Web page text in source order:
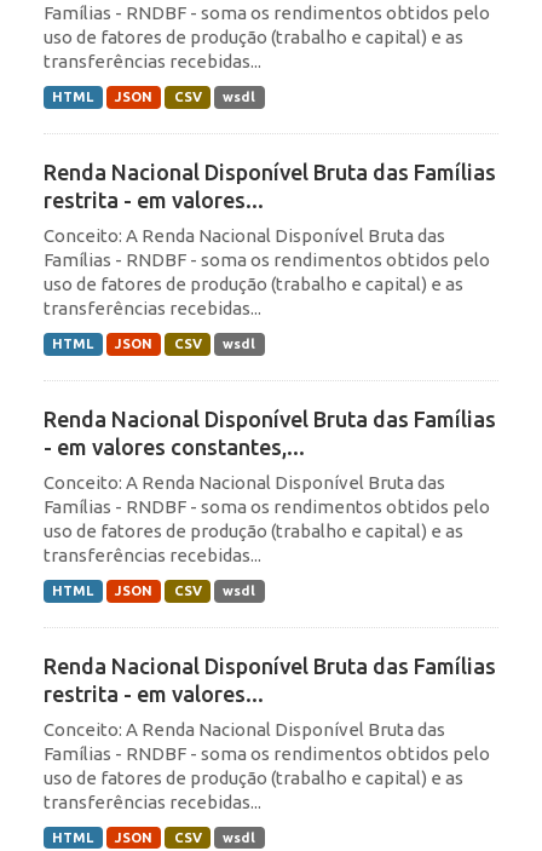
Famílias - RNDBF - soma os rendimentos obtidos pelo
uso de fatores de produção (trabalho e capital) e as
transferências recebidas...
HTML JSON CSV wsdl
Renda Nacional Disponível Bruta das Famílias
restrita - em valores...
Conceito: A Renda Nacional Disponível Bruta das
Famílias - RNDBF - soma os rendimentos obtidos pelo
uso de fatores de produção (trabalho e capital) e as
transferências recebidas...
HTML JSON CSV wsdl
Renda Nacional Disponível Bruta das Famílias
- em valores constantes,...
Conceito: A Renda Nacional Disponível Bruta das
Famílias - RNDBF - soma os rendimentos obtidos pelo
uso de fatores de produção (trabalho e capital) e as
transferências recebidas...
HTML JSON CSV wsdl
Renda Nacional Disponível Bruta das Famílias
restrita - em valores...
Conceito: A Renda Nacional Disponível Bruta das
Famílias - RNDBF - soma os rendimentos obtidos pelo
uso de fatores de produção (trabalho e capital) e as
transferências recebidas...
HTML JSON CSV wsdl